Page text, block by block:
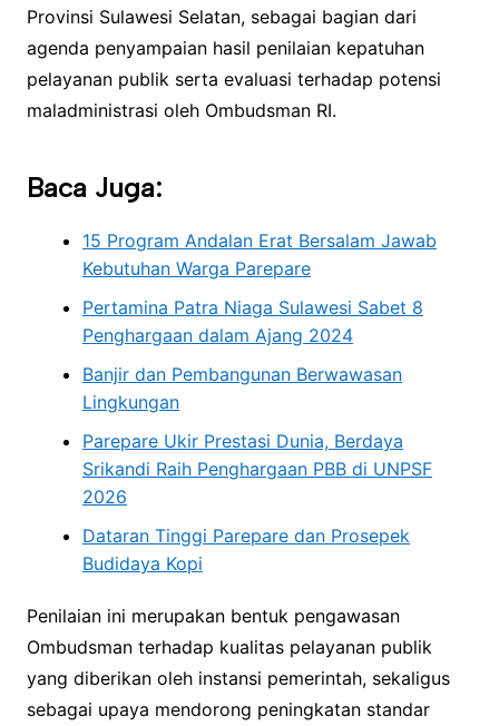
Provinsi Sulawesi Selatan, sebagai bagian dari
agenda penyampaian hasil penilaian kepatuhan
pelayanan publik serta evaluasi terhadap potensi
maladministrasi oleh Ombudsman RI.
Baca Juga:
15 Program Andalan Erat Bersalam Jawab
Kebutuhan Warga Parepare
Pertamina Patra Niaga Sulawesi Sabet 8
Penghargaan dalam Ajang 2024
Banjir dan Pembangunan Berwawasan
Lingkungan
Parepare Ukir Prestasi Dunia, Berdaya
Srikandi Raih Penghargaan PBB di UNPSF
2026
Dataran Tinggi Parepare dan Prosepek
Budidaya Kopi
Penilaian ini merupakan bentuk pengawasan
Ombudsman terhadap kualitas pelayanan publik
yang diberikan oleh instansi pemerintah, sekaligus
sebagai upaya mendorong peningkatan standar